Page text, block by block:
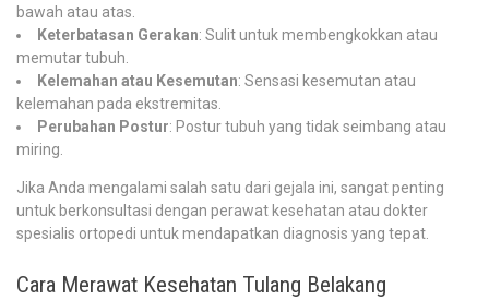
bawah atau atas.
Keterbatasan Gerakan: Sulit untuk membengkokkan atau
memutar tubuh.
Kelemahan atau Kesemutan: Sensasi kesemutan atau
kelemahan pada ekstremitas.
Perubahan Postur: Postur tubuh yang tidak seimbang atau
miring.
Jika Anda mengalami salah satu dari gejala ini, sangat penting
untuk berkonsultasi dengan perawat kesehatan atau dokter
spesialis ortopedi untuk mendapatkan diagnosis yang tepat.
Cara Merawat Kesehatan Tulang Belakang